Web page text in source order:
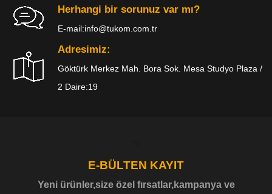
Herhangi bir sorunuz var mı?
E-mail:info@tukom.com.tr
Adresimiz:
Göktürk Merkez Mah. Bora Sok. Mesa Studyo Plaza /
2 Daire:19
E-BÜLTEN KAYIT
Yeni ürünler,size özel fırsatlar,kampanya ve